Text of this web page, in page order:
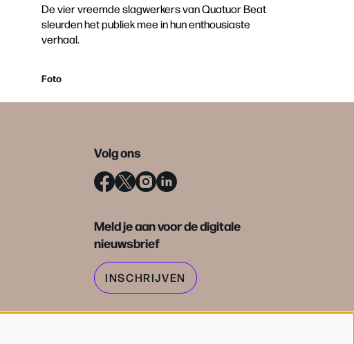
De vier vreemde slagwerkers van Quatuor Beat
sleurden het publiek mee in hun enthousiaste
verhaal.
Foto
Volg ons
Meld je aan voor de digitale
nieuwsbrief
INSCHRIJVEN